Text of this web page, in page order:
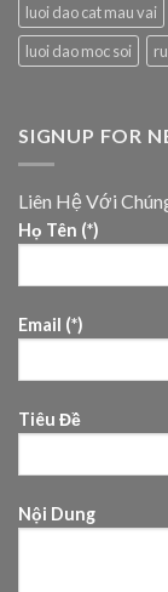
luoi dao cat mau vai
luoi dao moc soi
SIGNUP FOR
Liên Hệ Với
Họ Tên (*)
Email (*)
Tiêu Đề
Nội Dung